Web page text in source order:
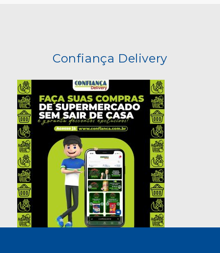
Confiança Delivery